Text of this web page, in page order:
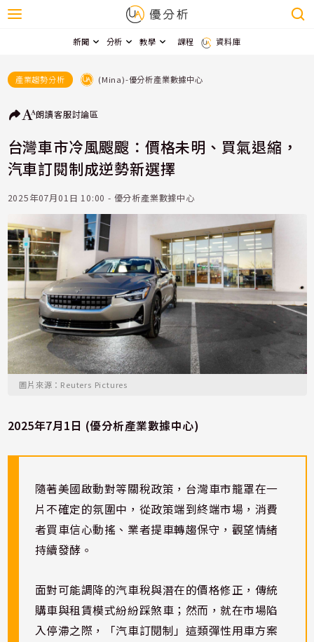
新聞 分析 教學 課程 資料庫
產業趨勢分析 (Mina)-優分析產業數據中心
朗讀客服討論區
台灣車市冷風颼颼：價格未明、買氣退縮，
汽車訂閱制成逆勢新選擇
2025年07月01日 10:00 - 優分析產業數據中心
圖片來源：Reuters Pictures
2025年7月1日 (優分析產業數據中心)
隨著美國啟動對等關稅政策，台灣車市籠罩在一
片不確定的氛圍中，從政策端到終端市場，消費
者買車信心動搖、業者提車轉趨保守，觀望情緒
持續發酵。
面對可能調降的汽車稅與潛在的價格修正，傳統
購車與租賃模式紛紛踩煞車；然而，就在市場陷
入停滯之際，「汽車訂閱制」這類彈性用車方案